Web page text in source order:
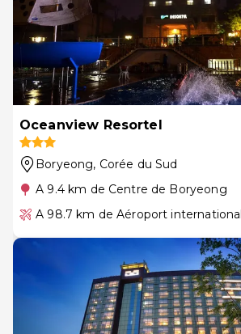
Oceanview Resortel
Boryeong, Corée du Sud
A 9.4 km de Centre de Boryeong
A 98.7 km de Aéroport